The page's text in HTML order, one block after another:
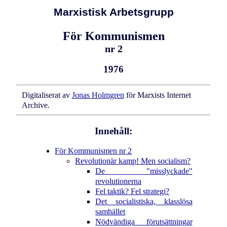
Marxistisk Arbetsgrupp
För Kommunismen
nr 2
1976
Digitaliserat av Jonas Holmgren för Marxists Internet
Archive.
Innehåll:
För Kommunismen nr 2
Revolutionär kamp! Men socialism?
De "misslyckade"
revolutionerna
Fel taktik? Fel strategi?
Det socialistiska, klasslösa
samhället
Nödvändiga förutsättningar